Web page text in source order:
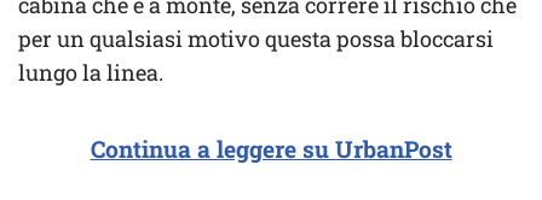
per un qualsiasi motivo questa possa bloccarsi
lungo la linea.
Continua a leggere su UrbanPost